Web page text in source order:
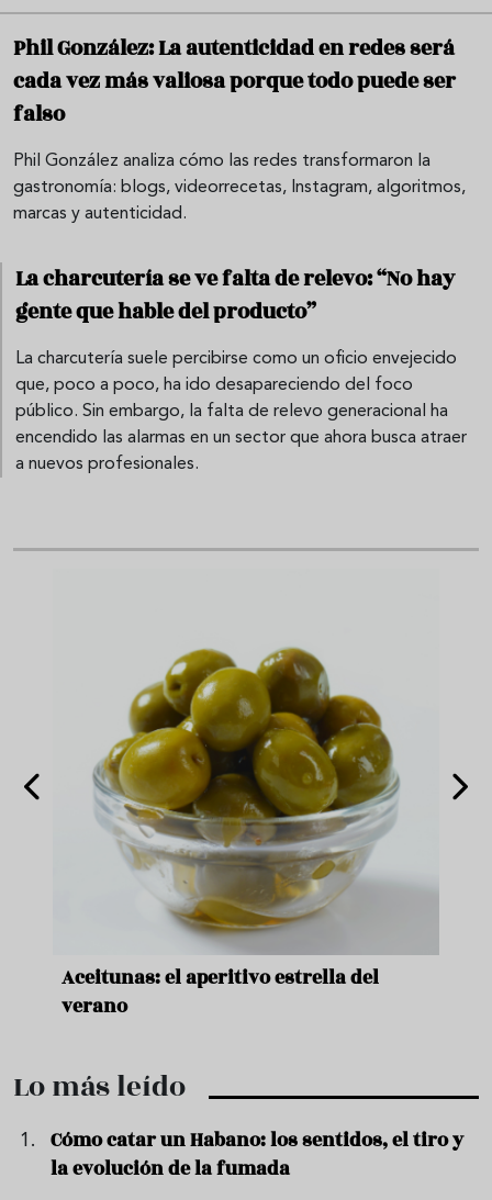
Phil González: La autenticidad en redes será
cada vez más valiosa porque todo puede ser
falso
Phil González analiza cómo las redes transformaron la
gastronomía: blogs, videorrecetas, Instagram, algoritmos,
marcas y autenticidad.
La charcutería se ve falta de relevo: “No hay
gente que hable del producto”
La charcutería suele percibirse como un oficio envejecido
que, poco a poco, ha ido desapareciendo del foco
público. Sin embargo, la falta de relevo generacional ha
encendido las alarmas en un sector que ahora busca atraer
a nuevos profesionales.
Aceitunas: el aperitivo estrella del
verano
Lo más leído
Cómo catar un Habano: los sentidos, el tiro y
la evolución de la fumada